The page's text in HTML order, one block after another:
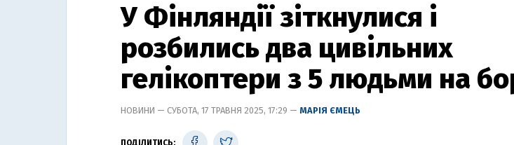
У Фінляндії зіткнулися і
розбились два цивільних
гелікоптери з 5 людьми на
НОВИНИ — СУБОТА, 17 ТРАВНЯ 2025, 17:29 — МАРІЯ ЄМЕЦЬ
ПОДІЛИТИСЬ: